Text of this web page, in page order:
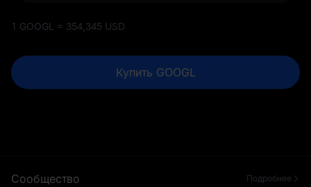
1 GOOGL = 354,345 USD
Купить GOOGL
Сообщество Подробнее